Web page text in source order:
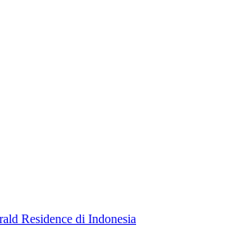
Residence di Indonesia